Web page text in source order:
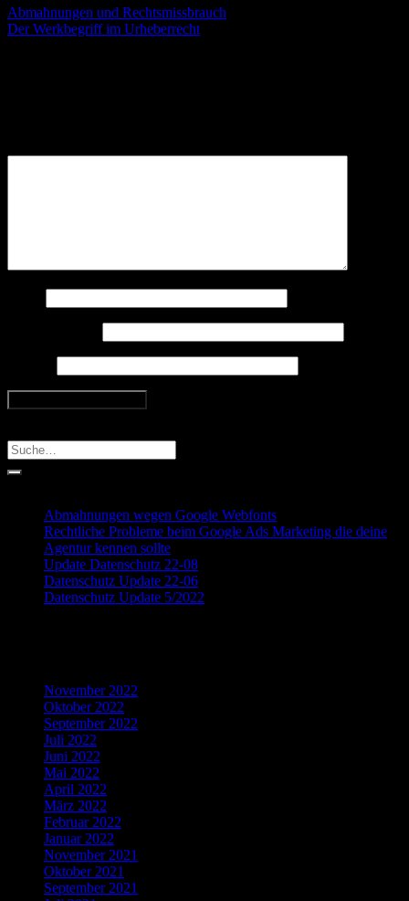
Abmahnungen und Rechtsmissbrauch
Der Werkbegriff im Urheberrecht
Abmahnungen wegen Google Webfonts
Rechtliche Probleme beim Google Ads Marketing die deine
Agentur kennen sollte
Update Datenschutz 22-08
Datenschutz Update 22-06
Datenschutz Update 5/2022
November 2022
Oktober 2022
September 2022
Juli 2022
Juni 2022
Mai 2022
April 2022
März 2022
Februar 2022
Januar 2022
November 2021
Oktober 2021
September 2021